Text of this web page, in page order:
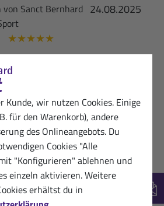
Kunde, wir nutzen Cookies. Einige
für den Warenkorb), andere
des Onlineangebots. Du
Cookies "Alle
"Konfigurieren" ablehnen und
einzeln aktivieren. Weitere
erhältst du in
24.08.2025
von Sanct Bernhard
★★★★★
immer Assos Hautcreme
ist um Längen besser.
empfehlenswert!
Hilfreich? (1)
25.08.2024
Sport-Kunde
★★★★★
unverzichtbar